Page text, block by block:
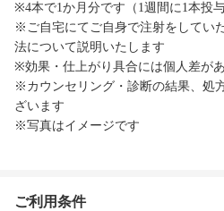
※4本で1か月分です（1週間に1本投与
※ご自宅にてご自身で注射をしてい
法について説明いたします
※効果・仕上がり具合には個人差が
※カウンセリング・診断の結果、処
ざいます
※写真はイメージです
ご利用条件